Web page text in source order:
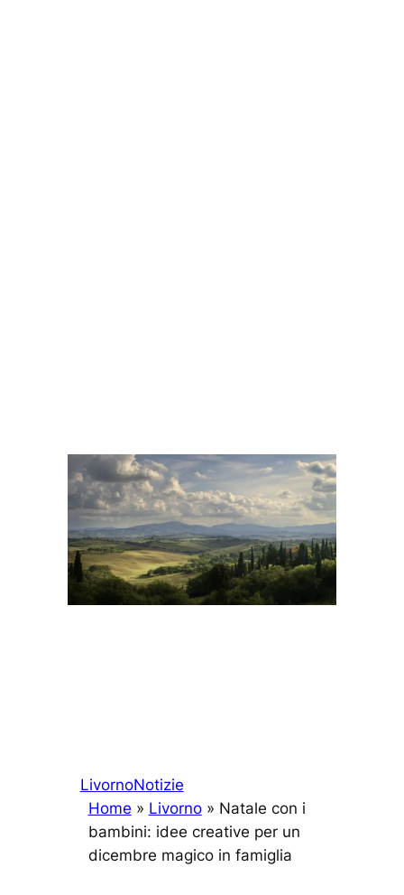
LivornoNotizie
Home » Livorno» Natale con i
bambini: idee creative per un
dicembre magico in famiglia